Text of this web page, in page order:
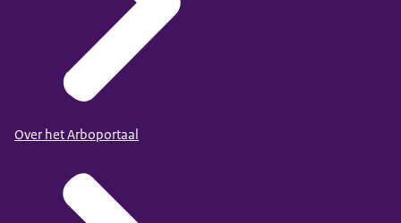
Over het Arboportaal